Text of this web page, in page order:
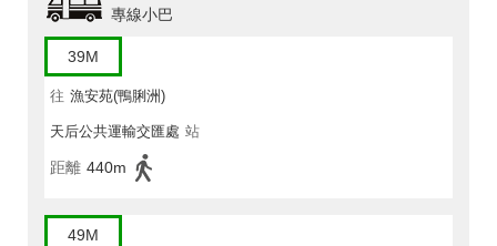
專線小巴
39M
往 漁安苑(鴨脷洲)
天后公共運輸交匯處 站
距離 440m
49M